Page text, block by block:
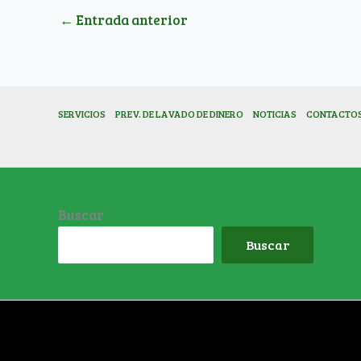
← Entrada anterior
SERVICIOS PREV. DE LAVADO DE DINERO NOTICIAS
Buscar
Buscar